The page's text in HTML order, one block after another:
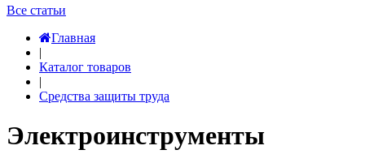
Все статьи
Главная
|
Каталог товаров
|
Средства защиты труда
Электроинструменты